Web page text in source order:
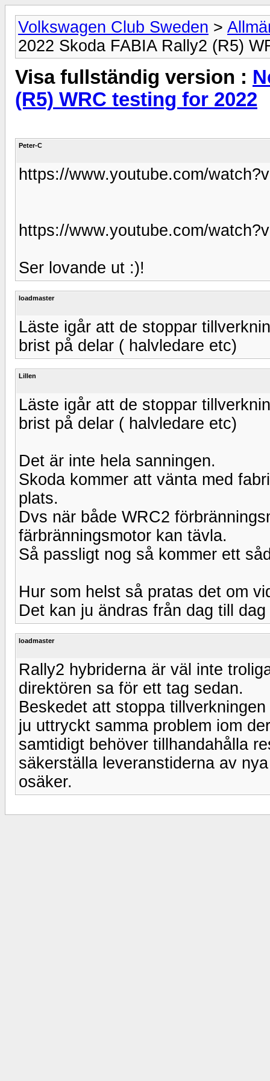
Volkswagen Club Sweden >
2022 Skoda FABIA Rally2 (R5)
Visa fullständig version :
(R5) WRC testing for 2022
Peter-C
https://www.youtube.com/
https://www.youtube.com/
Ser lovande ut :)!
loadmaster
Läste igår att de stoppar
brist på delar ( halvledare etc)
Lillen
Läste igår att de stoppar
brist på delar ( halvledare etc)
Det är inte hela sanningen.
Skoda kommer att vänta med
plats.
Dvs när både WRC2
färbränningsmotor kan tävla.
Så passligt nog så kommer ett
Hur som helst så pratas det om
Det kan ju ändras från dag till
loadmaster
Rally2 hybriderna är väl inte
direktören sa för ett tag sedan.
Beskedet att stoppa
ju uttryckt samma problem iom
samtidigt behöver tillhandahålla
säkerställa leveranstiderna av
osäker.